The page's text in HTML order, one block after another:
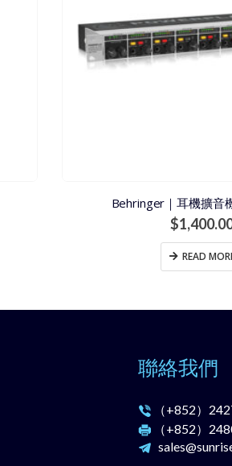
Behringer｜耳機擴音
$
READ
聯絡我們
（+852）
（+852）